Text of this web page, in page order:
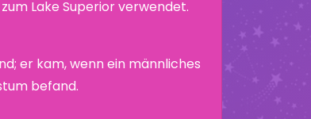
Lake Superior verwendet.
er kam, wenn ein männliches
befand.